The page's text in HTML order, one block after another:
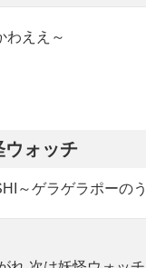
わええ～
ォッチ
～ゲラゲラポーの